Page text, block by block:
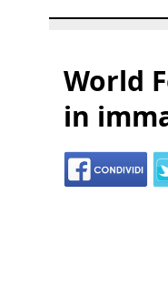
World
in